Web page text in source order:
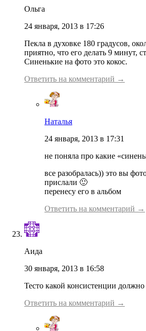
Ольга
24 января, 2013 в 17:26
Пекла в духовке 180 градусов,
приятно, что его делать 9 минут,
Синенькие на фото это кокос.
Ответить на комментарий →
Наталья
24 января, 2013 в 17:31
не поняла про какие
все разобралась)) это вы
прислали 🙂
перенесу его в альбом
Ответить на комментарий →
Аида
30 января, 2013 в 16:58
Тесто какой консистенции должно
Ответить на комментарий →